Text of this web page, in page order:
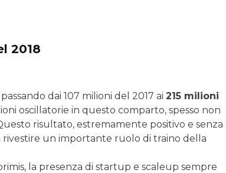
2018
dai 107 milioni del 2017 ai 215 milioni
oscillatorie in questo comparto, spesso non
risultato, estremamente positivo e senza
un importante ruolo di traino della
la presenza di startup e scaleup sempre